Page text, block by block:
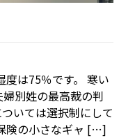
は75％です。 寒い
別姓の最高裁の判
いては選択制にして
険の小さなギャ […]